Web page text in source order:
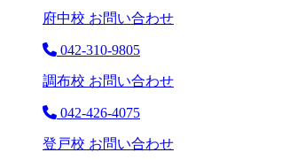
府中校 お問い合わせ
042-310-9805
調布校 お問い合わせ
042-426-4075
登戸校 お問い合わせ